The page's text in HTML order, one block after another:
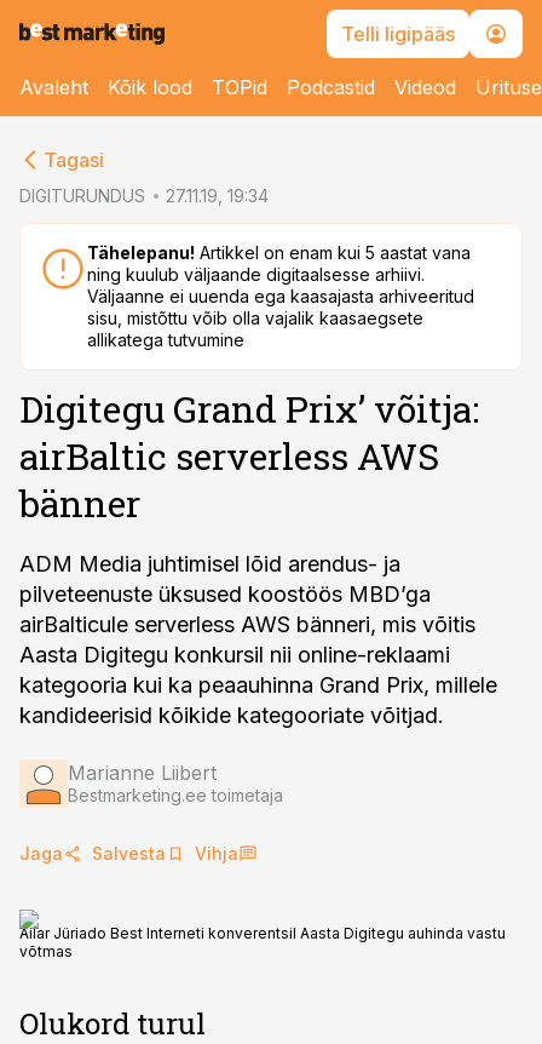
Telli ligipääs
Avaleht Kõik lood TOPid Podcastid Videod
Tagasi
DIGITURUNDUS 27.11.19, 19:34
Tähelepanu! Artikkel on enam kui 5 aastat vana
ning kuulub väljaande digitaalsesse arhiivi.
Väljaanne ei uuenda ega kaasajasta arhiveeritud
sisu, mistõttu võib olla vajalik kaasaegsete
allikatega tutvumine
Digitegu Grand Prix’ võitja:
airBaltic serverless AWS
bänner
ADM Media juhtimisel lõid arendus- ja
pilveteenuste üksused koostöös MBD’ga
airBalticule serverless AWS bänneri, mis võitis
Aasta Digitegu konkursil nii online-reklaami
kategooria kui ka peaauhinna Grand Prix, millele
kandideerisid kõikide kategooriate võitjad.
Marianne Liibert
Bestmarketing.ee toimetaja
Jaga Salvesta Vihja
Ailar Jüriado Best Interneti konverentsil Aasta Digitegu auhinda vastu
võtmas
Olukord turul